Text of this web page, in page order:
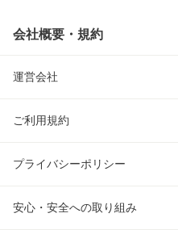
会社概要・規約
運営会社
ご利用規約
プライバシーポリシー
安心・安全への取り組み